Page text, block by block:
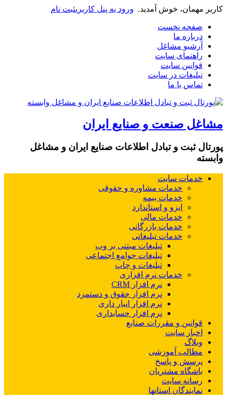
کاربر مهمان، خوش آمدید. ورود به پنل کاربریثبت نام
صفحه نخست
درباره ما
آرشیو مشاغل
راهنمای سایت
قوانین سایت
تبلیغات در سایت
تماس با ما
مشاغل صنعت و صنایع ایران
پورتال ثبت و تبادل اطلاعات صنایع ایران و مشاغل
وابسته
خدمات سایت
خدمات مشاوره و حقوقی
خدمات بیمه
ایزو و استاندارد
خدمات مالی
خدمات بازرگانی
خدمات تبلیغاتی
تبلیغات مبتنی بر وب
تبلیغات جوامع اجتماعی
تبلیغات و چاپ
خدمات نرم افزاری
نرم افزار CRM
نرم افزار حقوق و دستمزد
نرم افزار انبار داری
نرم افزار حسابداری
قوانین و مقررات صنایع
اخبار سایت
وبلاگ
مطالب آموزشی
پرسش و پاسخ
باشگاه مشتریان
رسانه سایت
نمایندگان استانها